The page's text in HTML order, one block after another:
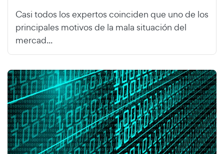
Casi todos los expertos coinciden que uno de los
principales motivos de la mala situación del
mercad...